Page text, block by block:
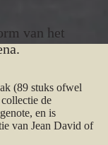
van het
(89 stuks ofwel
de
en is
van Jean David of